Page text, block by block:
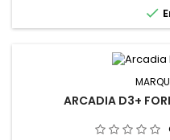

ARCADIA D3+